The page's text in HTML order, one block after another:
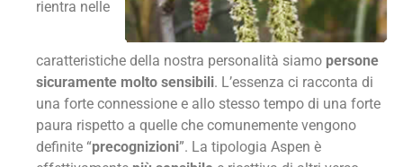
rientra nelle
caratteristiche della nostra personalità siamo persone
sicuramente molto sensibili. L’essenza ci racconta di
una forte connessione e allo stesso tempo di una forte
paura rispetto a quelle che comunemente vengono
definite “precognizioni”. La tipologia Aspen è